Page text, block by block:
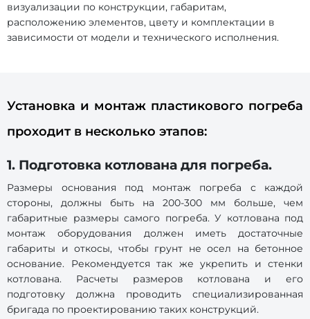
визуализации по конструкции, габаритам,
расположению элементов, цвету и комплектации в
зависимости от модели и технического исполнения.
Установка и монтаж пластикового погреба
проходит в несколько этапов:
1. Подготовка котлована для погреба.
Размеры основания под монтаж погреба с каждой
стороны, должны быть на 200-300 мм больше, чем
габаритные размеры самого погреба. У котлована под
монтаж оборудования должен иметь достаточные
габариты и откосы, чтобы грунт не осел на бетонное
основание. Рекомендуется так же укрепить и стенки
котлована. Расчеты размеров котлована и его
подготовку должна проводить специализированная
бригада по проектированию таких конструкций.